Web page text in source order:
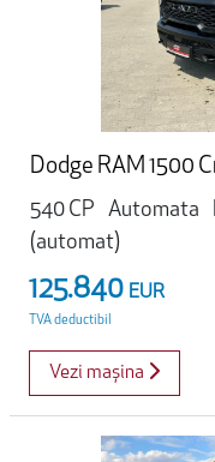
Dodge RAM 1500
540 CP
Automata
(automat)
125.840 EUR
TVA deductibil
Vezi mașina